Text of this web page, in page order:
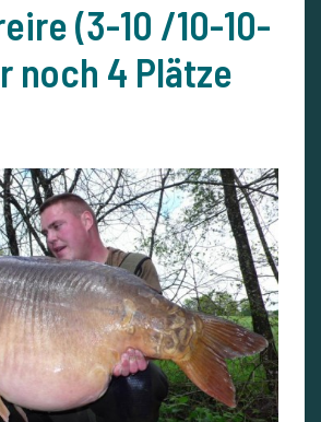
(3-10 /10-10-
noch 4 Plätze